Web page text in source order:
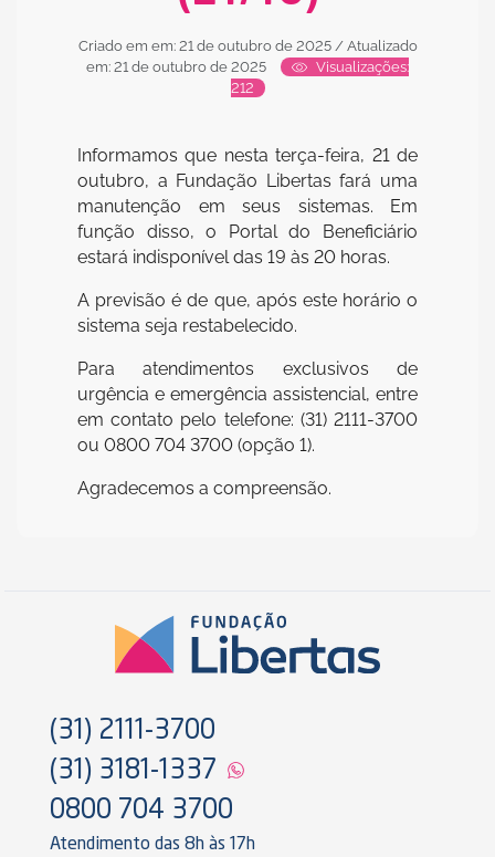
Criado em em: 21 de outubro de 2025 / Atualizado
em: 21 de outubro de 2025
Visualizações:
212
Informamos que nesta terça-feira, 21 de
outubro, a Fundação Libertas fará uma
manutenção em seus sistemas. Em
função disso, o Portal do Beneficiário
estará indisponível das 19 às 20 horas.
A previsão é de que, após este horário o
sistema seja restabelecido.
Para atendimentos exclusivos de
urgência e emergência assistencial, entre
em contato pelo telefone: (31) 2111-3700
ou 0800 704 3700 (opção 1).
Agradecemos a compreensão.
(31) 2111-3700
(31) 3181-1337
0800 704 3700
Atendimento das 8h às 17h